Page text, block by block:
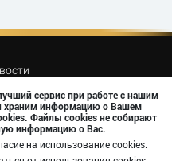
сервис при работе с нашим
храним информацию о Вашем
Файлы cookies не собирают
информацию о Вас.
на использование cookies.